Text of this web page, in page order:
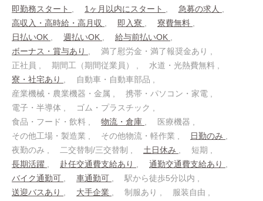
即勤務スタート
1ヶ月以内にスタート
急募の求人
高収入・高時給・高月収
即入寮
寮費無料
日払いOK
週払いOK
給与前払いOK
ボーナス・賞与あり
満了慰労金・満了報奨金あり
正社員
期間工（期間従業員）
水道・光熱費無料
寮・社宅あり
自動車・自動車部品
産業機械・農業機器・金属
携帯・パソコン・家電
電子・半導体
ゴム・プラスチック
食品・フード・飲料
物流・倉庫
医療機器
その他工場・製造業
その他物流・軽作業
日勤のみ
夜勤のみ
二交替制/三交替制 土日休み
短期
長期活躍
赴任交通費支給あり
通勤交通費支給あり
バイク通勤可
車通勤可
駅から徒歩5分以内
送迎バスあり
大手企業 制服あり
服装自由